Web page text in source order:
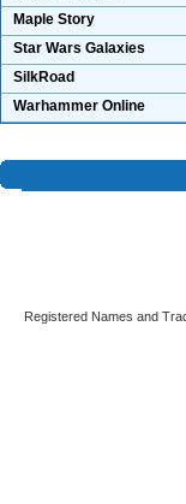
Maple Story
Star Wars Galaxies
SilkRoad
Warhammer Online
Registered Names and